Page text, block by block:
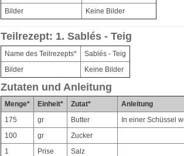
Bilder
Keine Bilder
Teilrezept: 1. Sablés - Teig
Name des Teilrezepts*
Sablés - Teig
Bilder
Keine Bilder
Zutaten und Anleitung
Menge* Einheit* Zutat*
Anleitung
175
gr Butter
In einer Schüssel
100
gr
Zucker
1
Prise
Salz